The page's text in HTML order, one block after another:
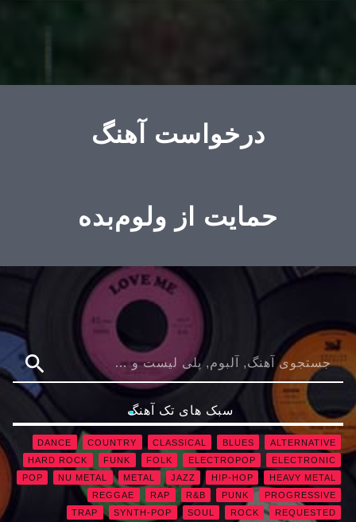
درخواست آهنگ
حمایت از ولوم‌بده
search
سبک های تک آهنگ
ALTERNATIVE
BLUES
CLASSICAL
COUNTRY
DANCE
ELECTRONIC
ELECTROPOP
FOLK
FUNK
HARD ROCK
HEAVY METAL
HIP-HOP
JAZZ
METAL
NU METAL
POP
PROGRESSIVE
PUNK
R&B
RAP
REGGAE
REQUESTED
ROCK
SOUL
SYNTH-POP
TRAP